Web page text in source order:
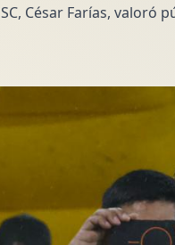
César Farías,